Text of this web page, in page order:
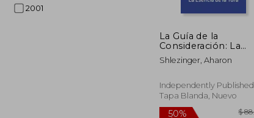
2001
dcto.
La Guía de la
Consideración: La
Esencia de la Torá
Shlezinger, Aharon
Independently Published,
Tapa Blanda, Nuevo